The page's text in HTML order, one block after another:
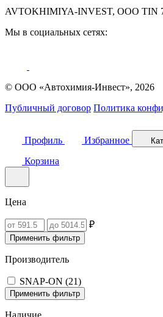
AVTOKHIMIYA-INVEST, OOO TIN
Мы в социальных сетях:
© ООО «Автохимия-Инвест», 2026
Публичный договор Политика
Профиль Избранное
Корзина
Цена
₽
Применить фильтр
Производитель
SNAP-ON (21)
Применить фильтр
Наличие